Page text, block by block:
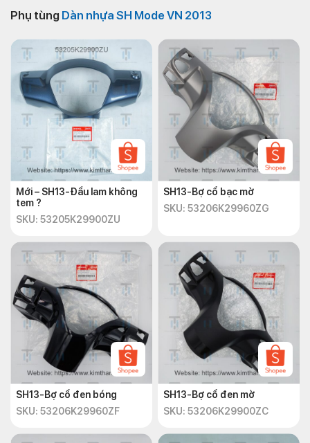
Phụ tùng Dàn nhựa SH Mode VN 2013
Mới – SH13-Đầu lam không
tem ?
SKU: 53205K29900ZU
SH13-Bợ cổ bạc mờ
SKU: 53206K29960ZG
SH13-Bợ cổ đen bóng
SKU: 53206K29960ZF
SH13-Bợ cổ đen mờ
SKU: 53206K29900ZC